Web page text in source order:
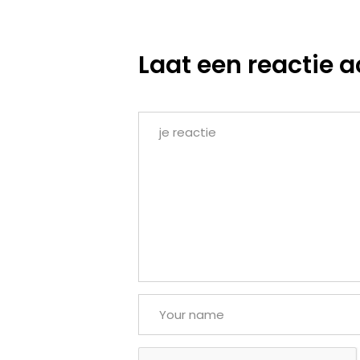
Laat een reactie